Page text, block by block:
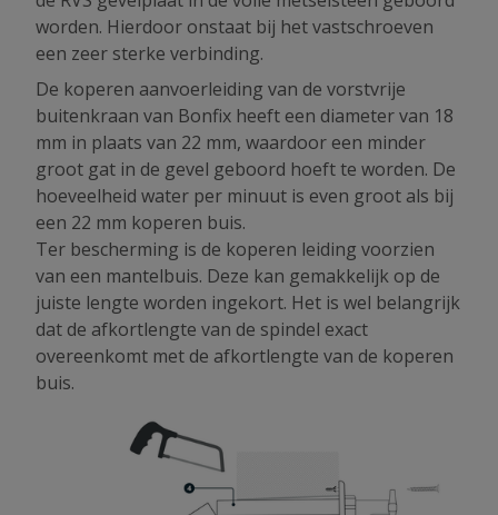
worden. Hierdoor onstaat bij het vastschroeven
een zeer sterke verbinding.
De koperen aanvoerleiding van de vorstvrije
buitenkraan van Bonfix heeft een diameter van 18
mm in plaats van 22 mm, waardoor een minder
groot gat in de gevel geboord hoeft te worden. De
hoeveelheid water per minuut is even groot als bij
een 22 mm koperen buis.
Ter bescherming is de koperen leiding voorzien
van een mantelbuis. Deze kan gemakkelijk op de
juiste lengte worden ingekort. Het is wel belangrijk
dat de afkortlengte van de spindel exact
overeenkomt met de afkortlengte van de koperen
buis.